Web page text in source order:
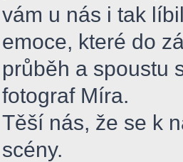
vám u nás i tak
emoce, které do
průběh a spoustu
fotograf Míra.
Těší nás, že se k
scény.